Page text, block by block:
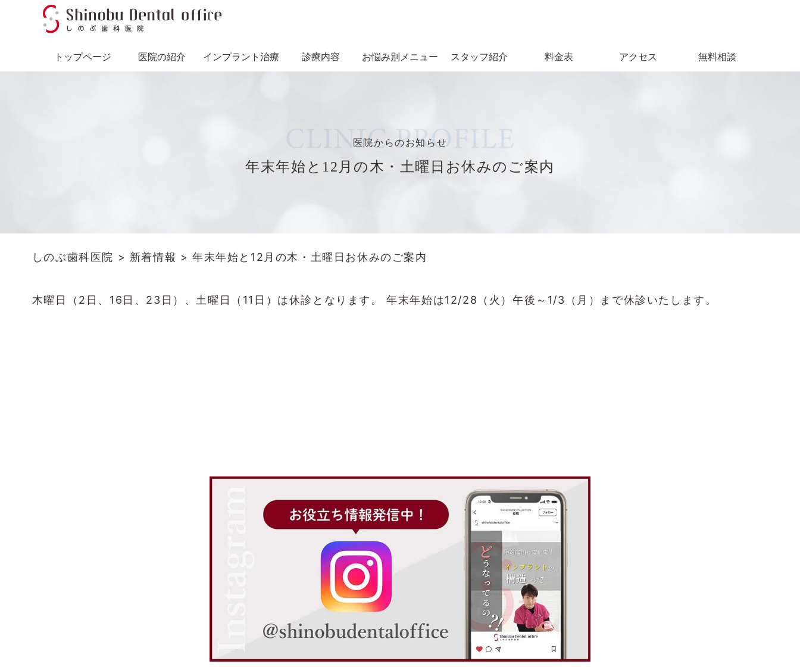
トップページ 医院の紹介 インプラント治療 診療内容 お悩み別メニュー スタッフ紹介 料金表 アクセス 無料相談
医院からのお知らせ
年末年始と12月の木・土曜日お休みのご案内
しのぶ歯科医院 > 新着情報 > 年末年始と12月の木・土曜日お休みのご案内
木曜日（2日、16日、23日）、土曜日（11日）は休診となります。 年末年始は12/28（火）午後～1/3（月）まで休診いたします。